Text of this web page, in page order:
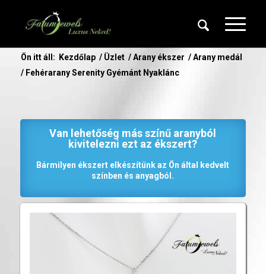
Ön itt áll: Kezdőlap / Üzlet / Arany ékszer / Arany medál
/ Fehérarany Serenity Gyémánt Nyaklánc
Van lehetőség más színű aranyból
kivitelezni ezt az ékszert?
Bármilyen ékszert elkészítünk az Ön által kedvelt
színben és anyagból.